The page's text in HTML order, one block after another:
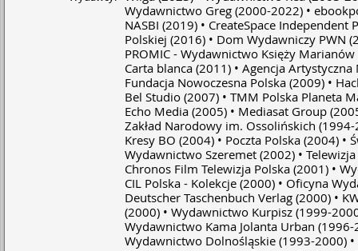
Wydawnictwo Greg (2000-2022)
NASBI (2019)
CreateSpace Independent
Polskiej (2016) Dom Wydawniczy PWN
PROMIC - Wydawnictwo Księży Marianów
Carta blanca (2011)
Agencja Artystyczna
Fundacja Nowoczesna Polska (2009)
Bel Studio (2007)
TMM Polska Planeta
Echo Media (2005) Mediasat Group
Zakład Narodowy im. Ossolińskich
Kresy BO (2004) Poczta Polska (2004)
Wydawnictwo Szeremet (2002)
Chronos Film Telewizja Polska (2001)
CIL Polska - Kolekcje (2000)
Oficyna
Deutscher Taschenbuch Verlag (2000)
(2000)
Wydawnictwo Kurpisz (1999-
Wydawnictwo Kama Jolanta Urban (1996-
Wydawnictwo Dolnośląskie (1993-2000)